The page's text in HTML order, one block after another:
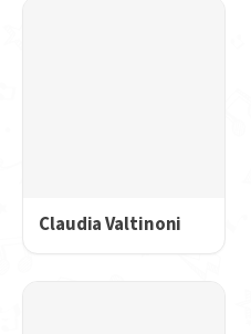
Claudia Valtinoni